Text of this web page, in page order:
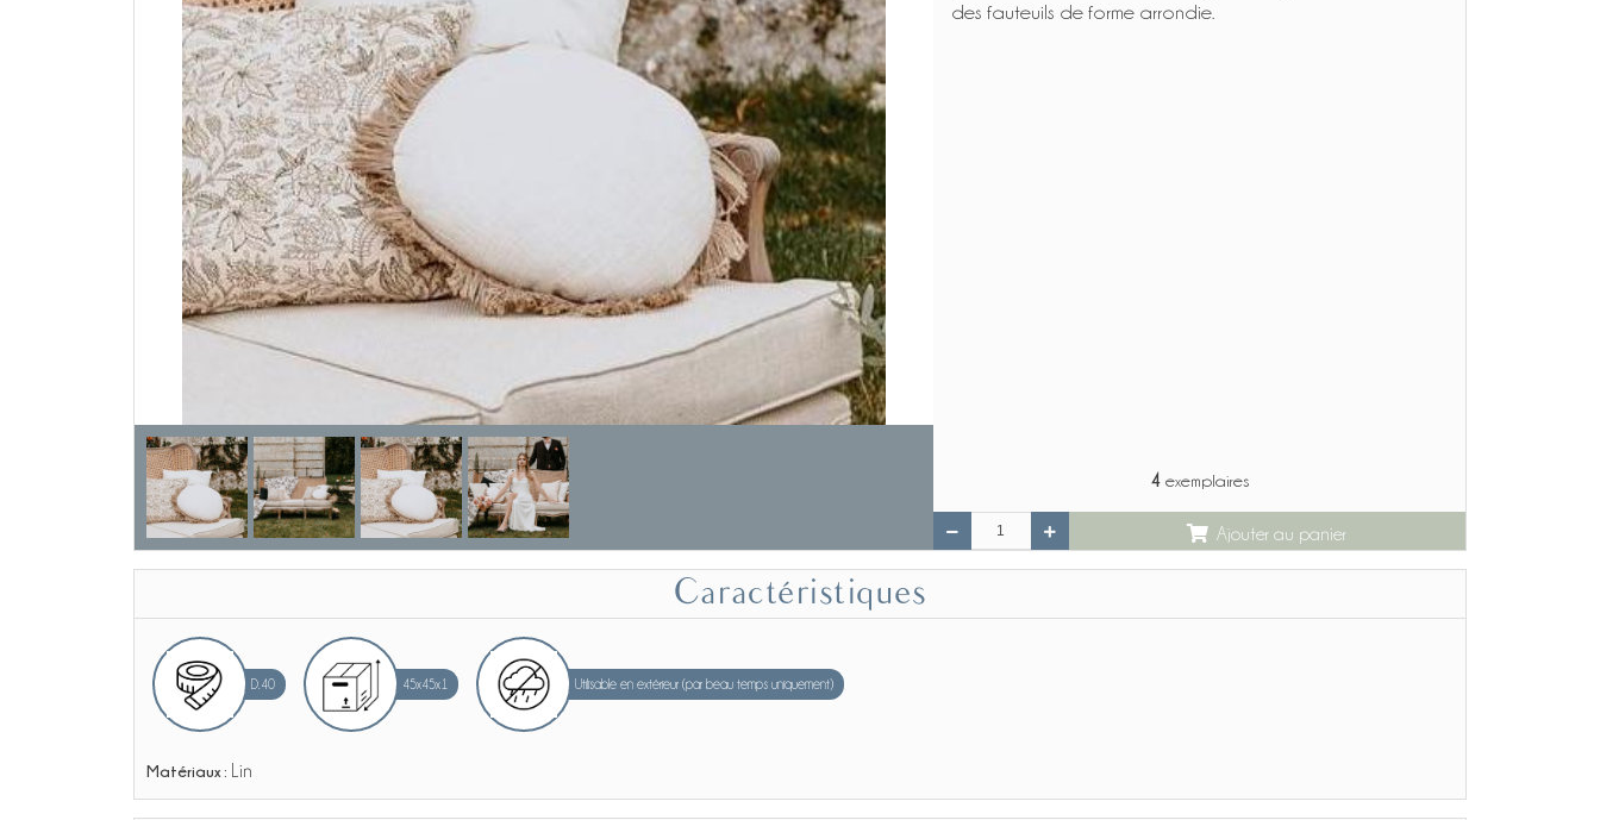
des fauteuils de forme arrondie.
4exemplaires
Ajouter au panier
Caractéristiques
D.40 45x45x1 Utilisable en extérieur (par beau temps uniquement)
Matériaux : Lin